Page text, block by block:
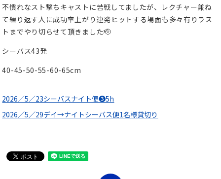
不慣れなスト撃ちキャストに苦戦してましたが、レクチャー兼ね
て繰り返す人に成功率上がり連発ヒットする場面も多々有りラス
トまでやり切らせて頂きました🫡
シーバス43発
40-45-50-55-60-65cm
2026／5／23シーバスナイト便❸5h
2026／5／29デイ→ナイトシーバス便1名様貸切り